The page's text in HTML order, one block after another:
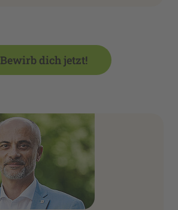
Bewirb dich jetzt!